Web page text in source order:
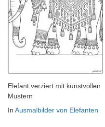
Elefant verziert mit kunstvollen
Mustern
In Ausmalbilder von Elefanten